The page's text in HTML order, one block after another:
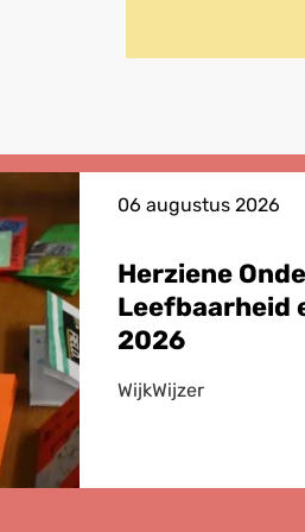
06 augustus 2026
Herziene
Leefbaarheid
2026
WijkWijzer